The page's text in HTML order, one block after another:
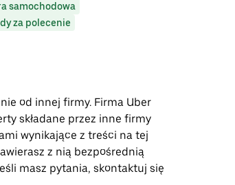
samochodowa
za polecenie
od innej firmy. Firma Uber
składane przez inne firmy
wynikające z treści na tej
z nią bezpośrednią
masz pytania, skontaktuj się